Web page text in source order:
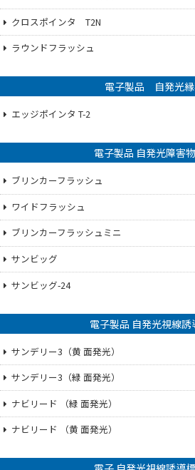
クロスポインタ T2N
ラウンドフラッシュ
電子製品 自発光
エッジポインタ T-2
電子製品 自発光障害
ブリンカーフラッシュ
ワイドフラッシュ
ブリンカーフラッシュミニ
サンビッグ
サンビッグ-24
電子製品 自発光視線
サンデリー3（黄 面発光）
サンデリー3（緑 面発光）
ナビリード （緑 面発光）
ナビリード （黄 面発光）